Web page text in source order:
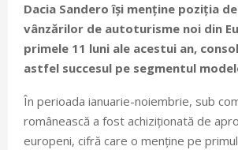
Dacia Sandero își menține poziția
vânzărilor de autoturisme noi din
primele 11 luni ale acestui an,
astfel succesul pe segmentul
În perioada ianuarie-noiembrie, sub
românească a fost achiziționată de
europeni, cifră care o menține pe